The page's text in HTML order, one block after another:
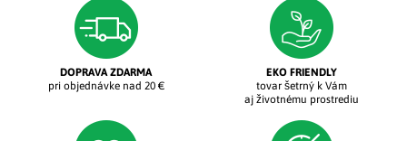
DOPRAVA ZDARMA
pri objednávke nad 20 €
EKO FRIENDLY
tovar šetrný k Vám
aj životnému prostrediu